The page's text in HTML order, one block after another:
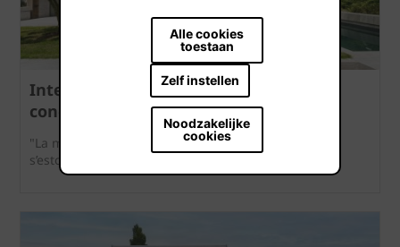
Alle cookies
toestaan
Zelf instellen
Noodzakelijke
cookies
Interprétation contemporaine d’un
concept classique
"La maçonnerie se prolonge à l'intérieur afin que
s’estompe la limite entre l'intérieur et l'extérieur."